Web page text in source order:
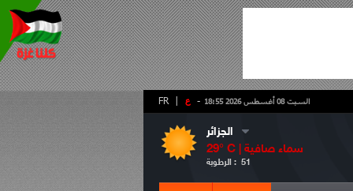
- ع FR السبت 08 أغسطس 2026 18:55
الجزائر
29° C | سماء صافية
الرطوبة : 51